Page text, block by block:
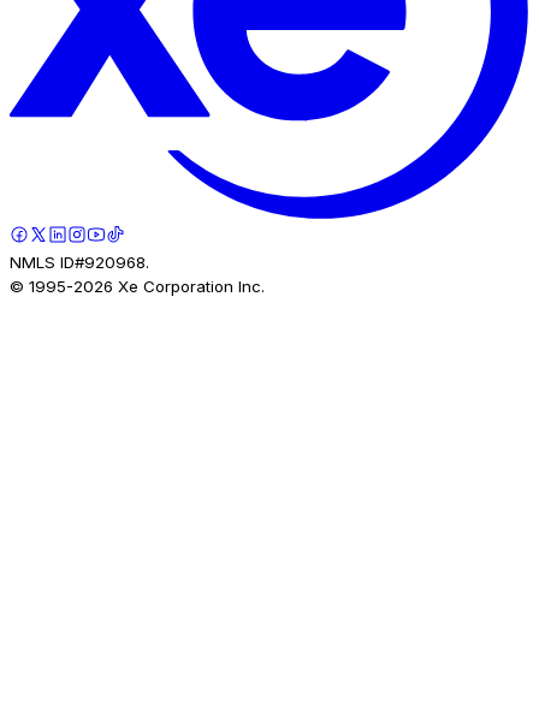
NMLS ID#920968.
© 1995-2026 Xe Corporation Inc.